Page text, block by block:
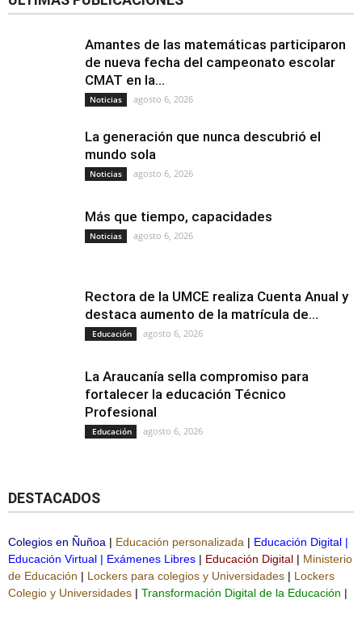
Amantes de las matemáticas participaron
de nueva fecha del campeonato escolar
CMAT en la...
Noticias agosto 6, 2026
La generación que nunca descubrió el
mundo sola
Noticias agosto 6, 2026
Más que tiempo, capacidades
Noticias agosto 6, 2026
Rectora de la UMCE realiza Cuenta Anual y
destaca aumento de la matrícula de...
Educación agosto 6, 2026
La Araucanía sella compromiso para
fortalecer la educación Técnico
Profesional
Educación agosto 6, 2026
DESTACADOS
Colegios en Ñuñoa | Educación personalizada | Educación Digital |
Educación Virtual | Exámenes Libres | Educación Digital | Ministerio
de Educación | Lockers para colegios y Universidades | Lockers
Colegio y Universidades | Transformación Digital de la Educación |